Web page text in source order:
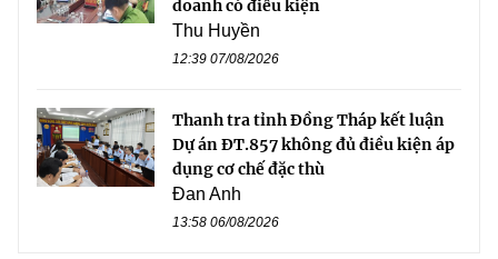
doanh có điều kiện
Thu Huyền
12:39 07/08/2026
Thanh tra tỉnh Đồng Tháp kết luận
Dự án ĐT.857 không đủ điều kiện áp
dụng cơ chế đặc thù
Đan Anh
13:58 06/08/2026